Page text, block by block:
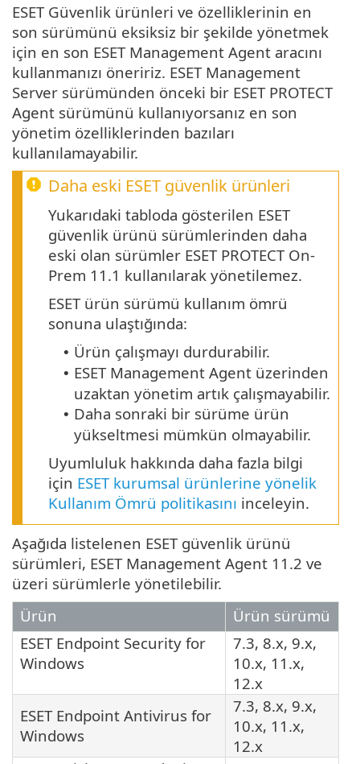
ESET Güvenlik ürünleri ve özelliklerinin en
son sürümünü eksiksiz bir şekilde yönetmek
için en son ESET Management Agent aracını
kullanmanızı öneririz. ESET Management
Server sürümünden önceki bir ESET PROTECT
Agent sürümünü kullanıyorsanız en son
yönetim özelliklerinden bazıları
kullanılamayabilir.
Daha eski ESET güvenlik ürünleri
Yukarıdaki tabloda gösterilen ESET
güvenlik ürünü sürümlerinden daha
eski olan sürümler ESET PROTECT On-
Prem 11.1 kullanılarak yönetilemez.
ESET ürün sürümü kullanım ömrü
sonuna ulaştığında:
• Ürün çalışmayı durdurabilir.
• ESET Management Agent üzerinden
uzaktan yönetim artık çalışmayabilir.
• Daha sonraki bir sürüme ürün
yükseltmesi mümkün olmayabilir.
Uyumluluk hakkında daha fazla bilgi
için ESET kurumsal ürünlerine yönelik
Kullanım Ömrü politikasını inceleyin.
Aşağıda listelenen ESET güvenlik ürünü
sürümleri, ESET Management Agent 11.2 ve
üzeri sürümlerle yönetilebilir.
Ürün
Ürün sürümü
ESET Endpoint Security for
Windows
7.3, 8.x, 9.x,
10.x, 11.x,
12.x
ESET Endpoint Antivirus for
Windows
7.3, 8.x, 9.x,
10.x, 11.x,
12.x